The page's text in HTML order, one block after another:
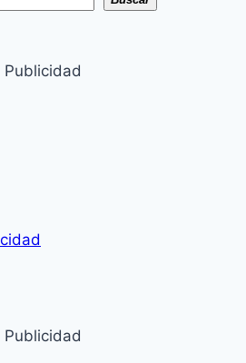
Publicidad
Publicidad